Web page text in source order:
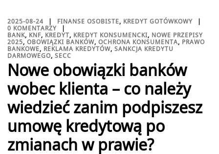
2025-08-24 FINANSE OSOBISTE, KREDYT GOTÓWKOWY
0 KOMENTARZY
BANK, KNF, KREDYT, KREDYT KONSUMENCKI, NOWE PRZEPISY
2025, OBOWIĄZKI BANKÓW, OCHRONA KONSUMENTA, PRAWO
BANKOWE, REKLAMA KREDYTÓW, SANKCJA KREDYTU
DARMOWEGO, SECC
Nowe obowiązki banków
wobec klienta – co należy
wiedzieć zanim podpiszesz
umowę kredytową po
zmianach w prawie?